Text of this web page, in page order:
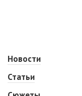
Новости
Статьи